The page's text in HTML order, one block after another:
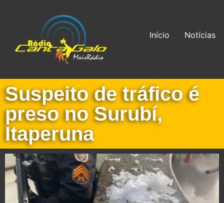
Início Notícias
Suspeito de tráfico é
preso no Surubí,
Itaperuna